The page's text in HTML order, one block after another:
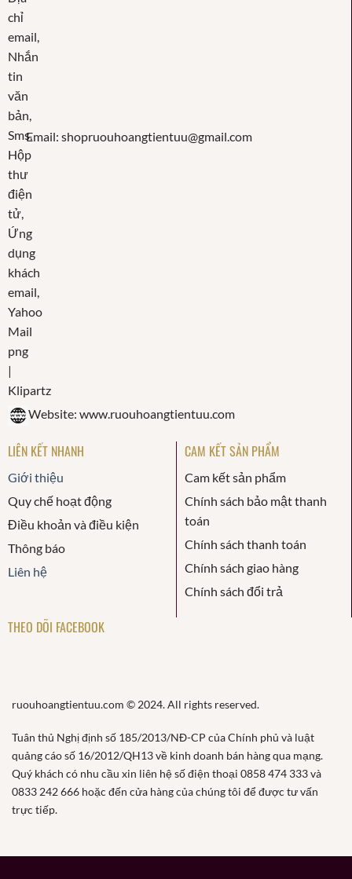
Email: shopruouhoangtientuu@gmail.com
Website: www.ruouhoangtientuu.com
LIÊN KẾT NHANH
Giới thiệu
Quy chế hoạt động
Điều khoản và điều kiện
Thông báo
Liên hệ
CAM KẾT SẢN PHẨM
Cam kết sản phẩm
Chính sách bảo mật thanh
toán
Chính sách thanh toán
Chính sách giao hàng
Chính sách đổi trả
THEO DÕI FACEBOOK
ruouhoangtientuu.com © 2024. All rights reserved.
Tuân thủ Nghị định số 185/2013/NĐ-CP của Chính phủ và luật
quảng cáo số 16/2012/QH13 về kinh doanh bán hàng qua mạng.
Quý khách có nhu cầu xin liên hệ số điện thoại 0858 474 333 và
0833 242 666 hoặc đến cửa hàng của chúng tôi để được tư vấn
trực tiếp.